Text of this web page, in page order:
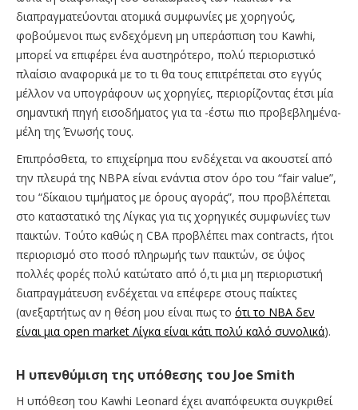
διαπραγματεύονται ατομικά συμφωνίες με χορηγούς,
φοβούμενοι πως ενδεχόμενη μη υπεράσπιση του Kawhi,
μπορεί να επιφέρει ένα αυστηρότερο, πολύ περιοριστικό
πλαίσιο αναφορικά με το τι θα τους επιτρέπεται στο εγγύς
μέλλον να υπογράφουν ως χορηγίες, περιορίζοντας έτσι μία
σημαντική πηγή εισοδήματος για τα -έστω πιο προβεβλημένα-
μέλη της Ένωσής τους.
Επιπρόσθετα, το επιχείρημα που ενδέχεται να ακουστεί από
την πλευρά της NBPA είναι ενάντια στον όρο του “fair value”,
του “δίκαιου τιμήματος με όρους αγοράς”, που προβλέπεται
στο καταστατικό της Λίγκας για τις χορηγικές συμφωνίες των
παικτών. Τούτο καθώς η CBA προβλέπει max contracts, ήτοι
περιορισμό στο ποσό πληρωμής των παικτών, σε ύψος
πολλές φορές πολύ κατώτατο από ό,τι μια μη περιοριστική
διαπραγμάτευση ενδέχεται να επέφερε στους παίκτες
(ανεξαρτήτως αν η θέση μου είναι πως το ότι το ΝΒΑ δεν
είναι μια open market Λίγκα είναι κάτι πολύ καλό συνολικά).
H υπενθύμιση της υπόθεσης του Joe Smith
Η υπόθεση του Kawhi Leonard έχει αναπόφευκτα συγκριθεί